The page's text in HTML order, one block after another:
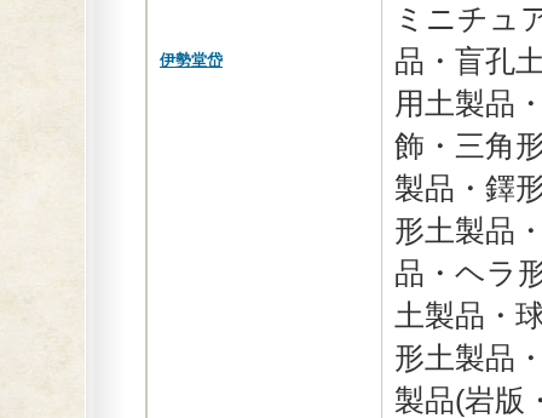
伊勢堂岱
ミニチュ
品・盲孔
用土製品
飾・三角
製品・鐸
形土製品
品・ヘラ
土製品・
形土製品
製品(岩版